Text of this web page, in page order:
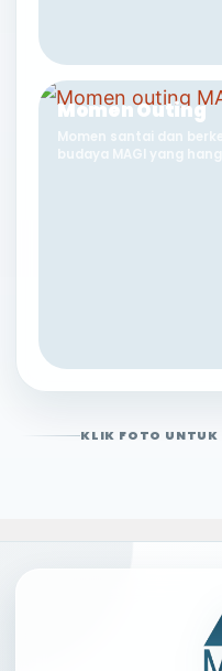
Momen Outing
Momen santai dan
budaya MAGI yang
KLIK FOTO UNTUK